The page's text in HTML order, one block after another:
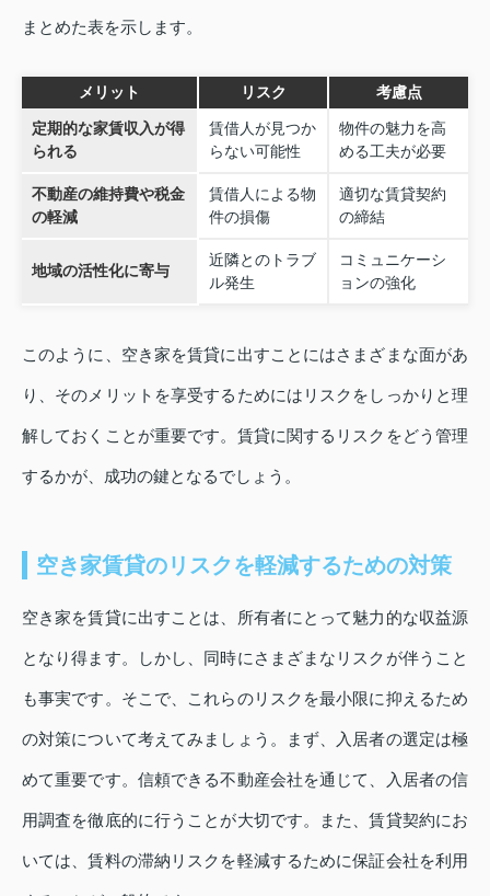
まとめた表を示します。
メリット リスク 考慮点
定期的な家賃収入が得
られる
賃借人が見つか
らない可能性
物件の魅力を高
める工夫が必要
不動産の維持費や税金
の軽減
賃借人による物
件の損傷
適切な賃貸契約
の締結
地域の活性化に寄与
近隣とのトラブ
ル発生
コミュニケーシ
ョンの強化
このように、空き家を賃貸に出すことにはさまざまな面があ
り、そのメリットを享受するためにはリスクをしっかりと理
解しておくことが重要です。賃貸に関するリスクをどう管理
するかが、成功の鍵となるでしょう。
空き家賃貸のリスクを軽減するための対策
空き家を賃貸に出すことは、所有者にとって魅力的な収益源
となり得ます。しかし、同時にさまざまなリスクが伴うこと
も事実です。そこで、これらのリスクを最小限に抑えるため
の対策について考えてみましょう。まず、入居者の選定は極
めて重要です。信頼できる不動産会社を通じて、入居者の信
用調査を徹底的に行うことが大切です。また、賃貸契約にお
いては、賃料の滞納リスクを軽減するために保証会社を利用